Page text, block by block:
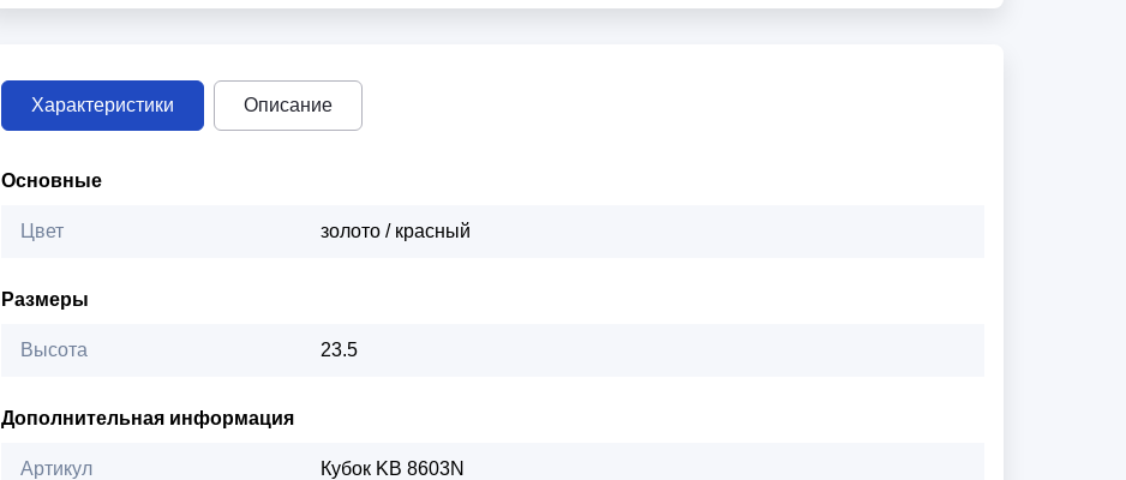
Характеристики Описание
Основные
Цвет золото / красный
Размеры
Высота 23.5
Дополнительная информация
Артикул Кубок KB 8603N